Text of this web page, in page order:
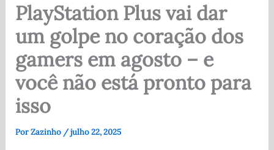
PlayStation Plus vai dar
um golpe no coração dos
gamers em agosto – e
você não está pronto para
isso
PorZazinho /julho 22, 2025